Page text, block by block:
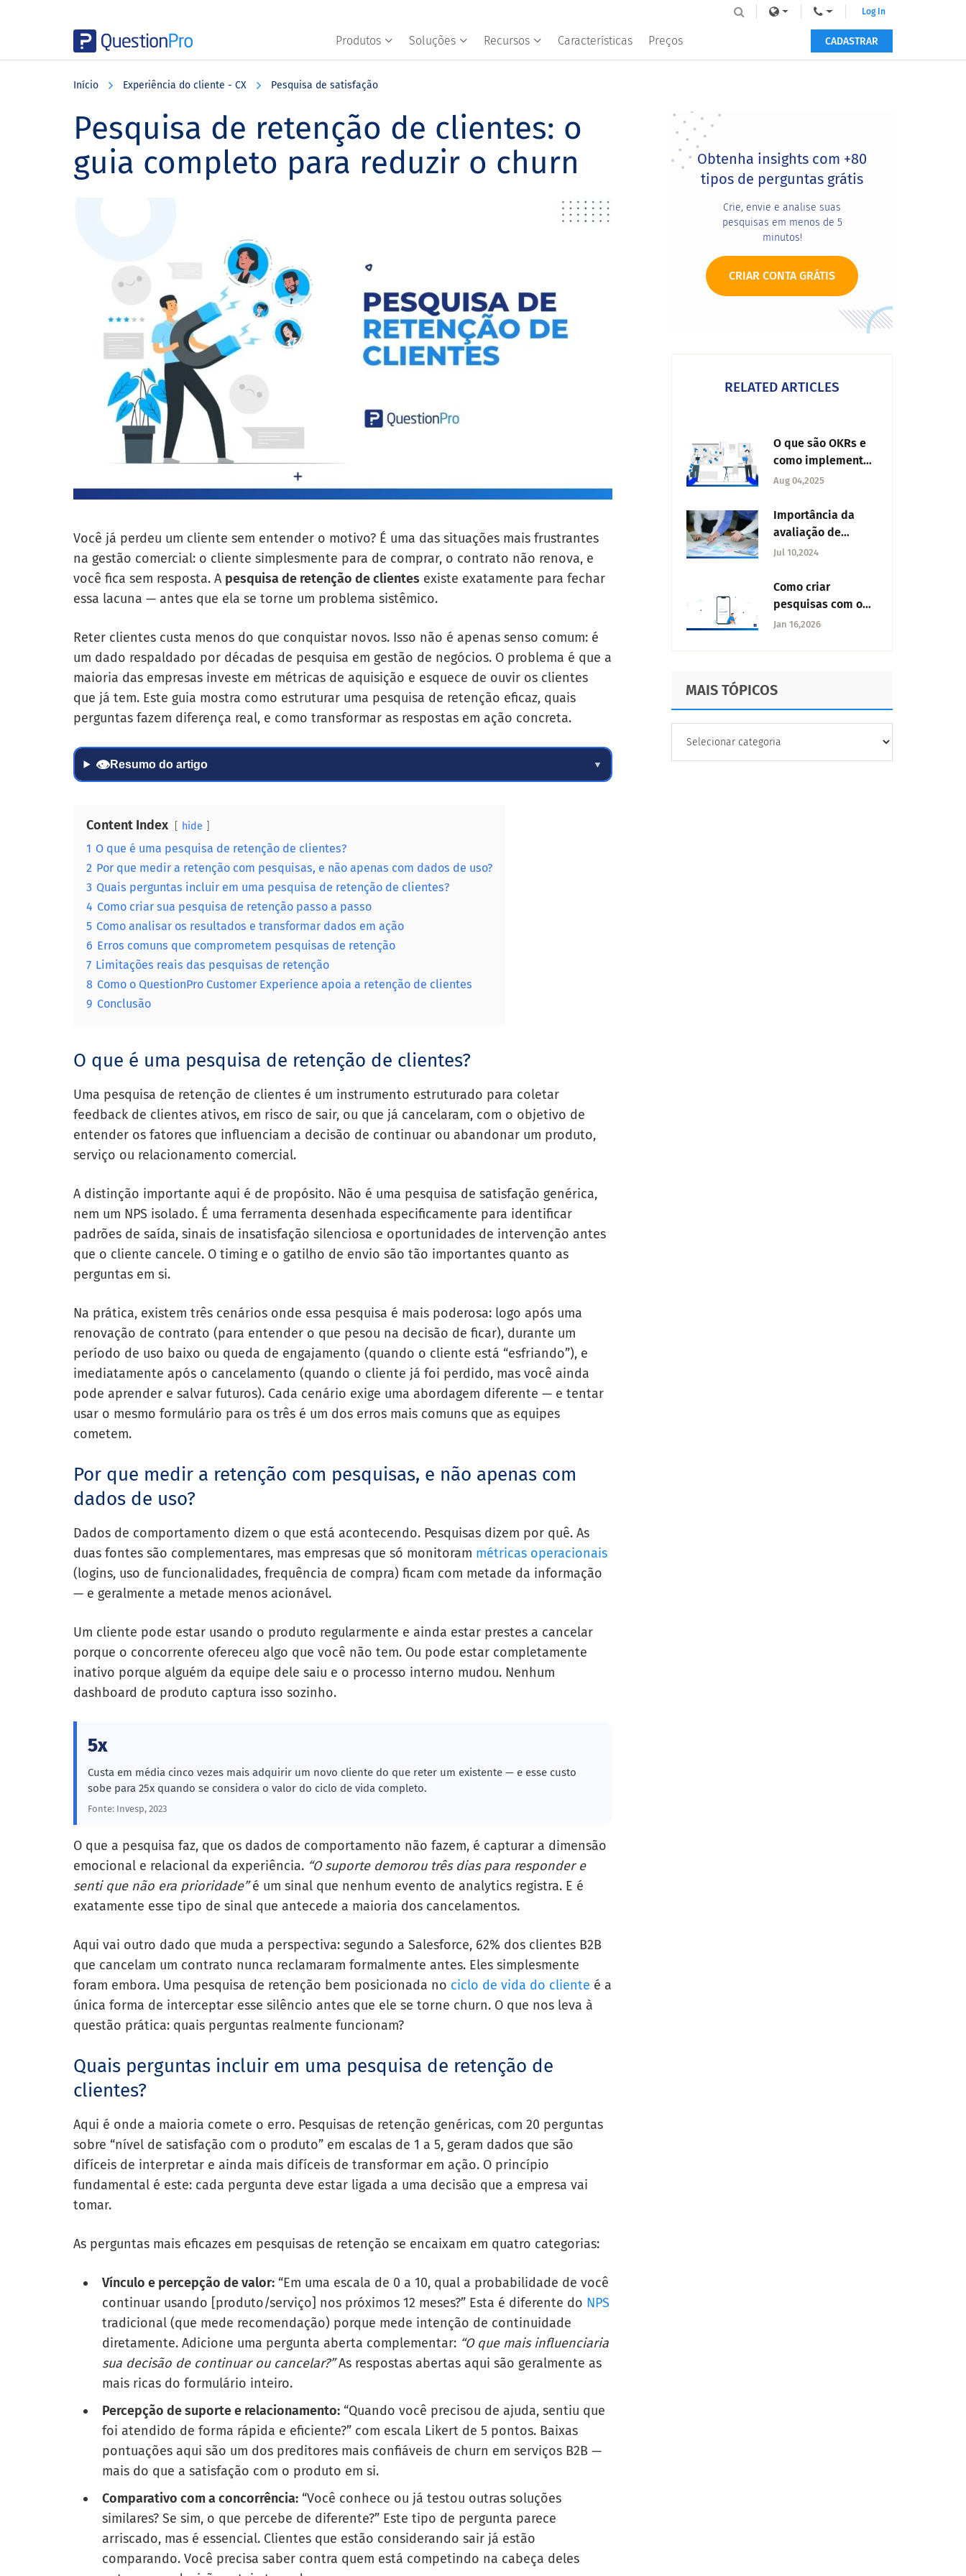
Produtos Soluções Recursos Características Preços
Log In
CADASTRAR
Início Experiência do cliente - CX Pesquisa de satisfação
Pesquisa de retenção de clientes: o
guia completo para reduzir o churn
Você já perdeu um cliente sem entender o motivo? É uma das situações mais frustrantes
na gestão comercial: o cliente simplesmente para de comprar, o contrato não renova, e
você fica sem resposta. A pesquisa de retenção de clientes existe exatamente para fechar
essa lacuna — antes que ela se torne um problema sistêmico.
Reter clientes custa menos do que conquistar novos. Isso não é apenas senso comum: é
um dado respaldado por décadas de pesquisa em gestão de negócios. O problema é que a
maioria das empresas investe em métricas de aquisição e esquece de ouvir os clientes
que já tem. Este guia mostra como estruturar uma pesquisa de retenção eficaz, quais
perguntas fazem diferença real, e como transformar as respostas em ação concreta.
👁Resumo do artigo ▼
Content Index hide
1 O que é uma pesquisa de retenção de clientes?
2 Por que medir a retenção com pesquisas, e não apenas com dados de uso?
3 Quais perguntas incluir em uma pesquisa de retenção de clientes?
4 Como criar sua pesquisa de retenção passo a passo
5 Como analisar os resultados e transformar dados em ação
6 Erros comuns que comprometem pesquisas de retenção
7 Limitações reais das pesquisas de retenção
8 Como o QuestionPro Customer Experience apoia a retenção de clientes
9 Conclusão
O que é uma pesquisa de retenção de clientes?
Uma pesquisa de retenção de clientes é um instrumento estruturado para coletar
feedback de clientes ativos, em risco de sair, ou que já cancelaram, com o objetivo de
entender os fatores que influenciam a decisão de continuar ou abandonar um produto,
serviço ou relacionamento comercial.
A distinção importante aqui é de propósito. Não é uma pesquisa de satisfação genérica,
nem um NPS isolado. É uma ferramenta desenhada especificamente para identificar
padrões de saída, sinais de insatisfação silenciosa e oportunidades de intervenção antes
que o cliente cancele. O timing e o gatilho de envio são tão importantes quanto as
perguntas em si.
Na prática, existem três cenários onde essa pesquisa é mais poderosa: logo após uma
renovação de contrato (para entender o que pesou na decisão de ficar), durante um
período de uso baixo ou queda de engajamento (quando o cliente está “esfriando”), e
imediatamente após o cancelamento (quando o cliente já foi perdido, mas você ainda
pode aprender e salvar futuros). Cada cenário exige uma abordagem diferente — e tentar
usar o mesmo formulário para os três é um dos erros mais comuns que as equipes
cometem.
Por que medir a retenção com pesquisas, e não apenas com
dados de uso?
Dados de comportamento dizem o que está acontecendo. Pesquisas dizem por quê. As
duas fontes são complementares, mas empresas que só monitoram métricas operacionais
(logins, uso de funcionalidades, frequência de compra) ficam com metade da informação
— e geralmente a metade menos acionável.
Um cliente pode estar usando o produto regularmente e ainda estar prestes a cancelar
porque o concorrente ofereceu algo que você não tem. Ou pode estar completamente
inativo porque alguém da equipe dele saiu e o processo interno mudou. Nenhum
dashboard de produto captura isso sozinho.
5x
Custa em média cinco vezes mais adquirir um novo cliente do que reter um existente — e esse custo
sobe para 25x quando se considera o valor do ciclo de vida completo.
Fonte: Invesp, 2023
O que a pesquisa faz, que os dados de comportamento não fazem, é capturar a dimensão
emocional e relacional da experiência. “O suporte demorou três dias para responder e
senti que não era prioridade”é um sinal que nenhum evento de analytics registra. E é
exatamente esse tipo de sinal que antecede a maioria dos cancelamentos.
Aqui vai outro dado que muda a perspectiva: segundo a Salesforce, 62% dos clientes B2B
que cancelam um contrato nunca reclamaram formalmente antes. Eles simplesmente
foram embora. Uma pesquisa de retenção bem posicionada no ciclo de vida do cliente é a
única forma de interceptar esse silêncio antes que ele se torne churn. O que nos leva à
questão prática: quais perguntas realmente funcionam?
Quais perguntas incluir em uma pesquisa de retenção de
clientes?
Aqui é onde a maioria comete o erro. Pesquisas de retenção genéricas, com 20 perguntas
sobre “nível de satisfação com o produto” em escalas de 1 a 5, geram dados que são
difíceis de interpretar e ainda mais difíceis de transformar em ação. O princípio
fundamental é este: cada pergunta deve estar ligada a uma decisão que a empresa vai
tomar.
As perguntas mais eficazes em pesquisas de retenção se encaixam em quatro categorias:
Vínculo e percepção de valor: “Em uma escala de 0 a 10, qual a probabilidade de você
continuar usando [produto/serviço] nos próximos 12 meses?” Esta é diferente do NPS
tradicional (que mede recomendação) porque mede intenção de continuidade
diretamente. Adicione uma pergunta aberta complementar: “O que mais influenciaria
sua decisão de continuar ou cancelar?”As respostas abertas aqui são geralmente as
mais ricas do formulário inteiro.
Percepção de suporte e relacionamento: “Quando você precisou de ajuda, sentiu que
foi atendido de forma rápida e eficiente?” com escala Likert de 5 pontos. Baixas
pontuações aqui são um dos preditores mais confiáveis de churn em serviços B2B —
mais do que a satisfação com o produto em si.
Comparativo com a concorrência: “Você conhece ou já testou outras soluções
similares? Se sim, o que percebe de diferente?” Este tipo de pergunta parece
arriscado, mas é essencial. Clientes que estão considerando sair já estão
comparando. Você precisa saber contra quem está competindo na cabeça deles
Primary
Sidebar
Obtenha insights com +80
tipos de perguntas grátis
Crie, envie e analise suas
pesquisas em menos de 5
minutos!
CRIAR CONTA GRÁTIS
RELATED ARTICLES
O que são OKRs e
como implementá-
los na sua
Aug 04,2025
Importância da
avaliação de
desempenho dos
Jul 10,2024
Como criar
pesquisas com o
Salesforce?
Jan 16,2026
MAIS TÓPICOS
TÓPICOS